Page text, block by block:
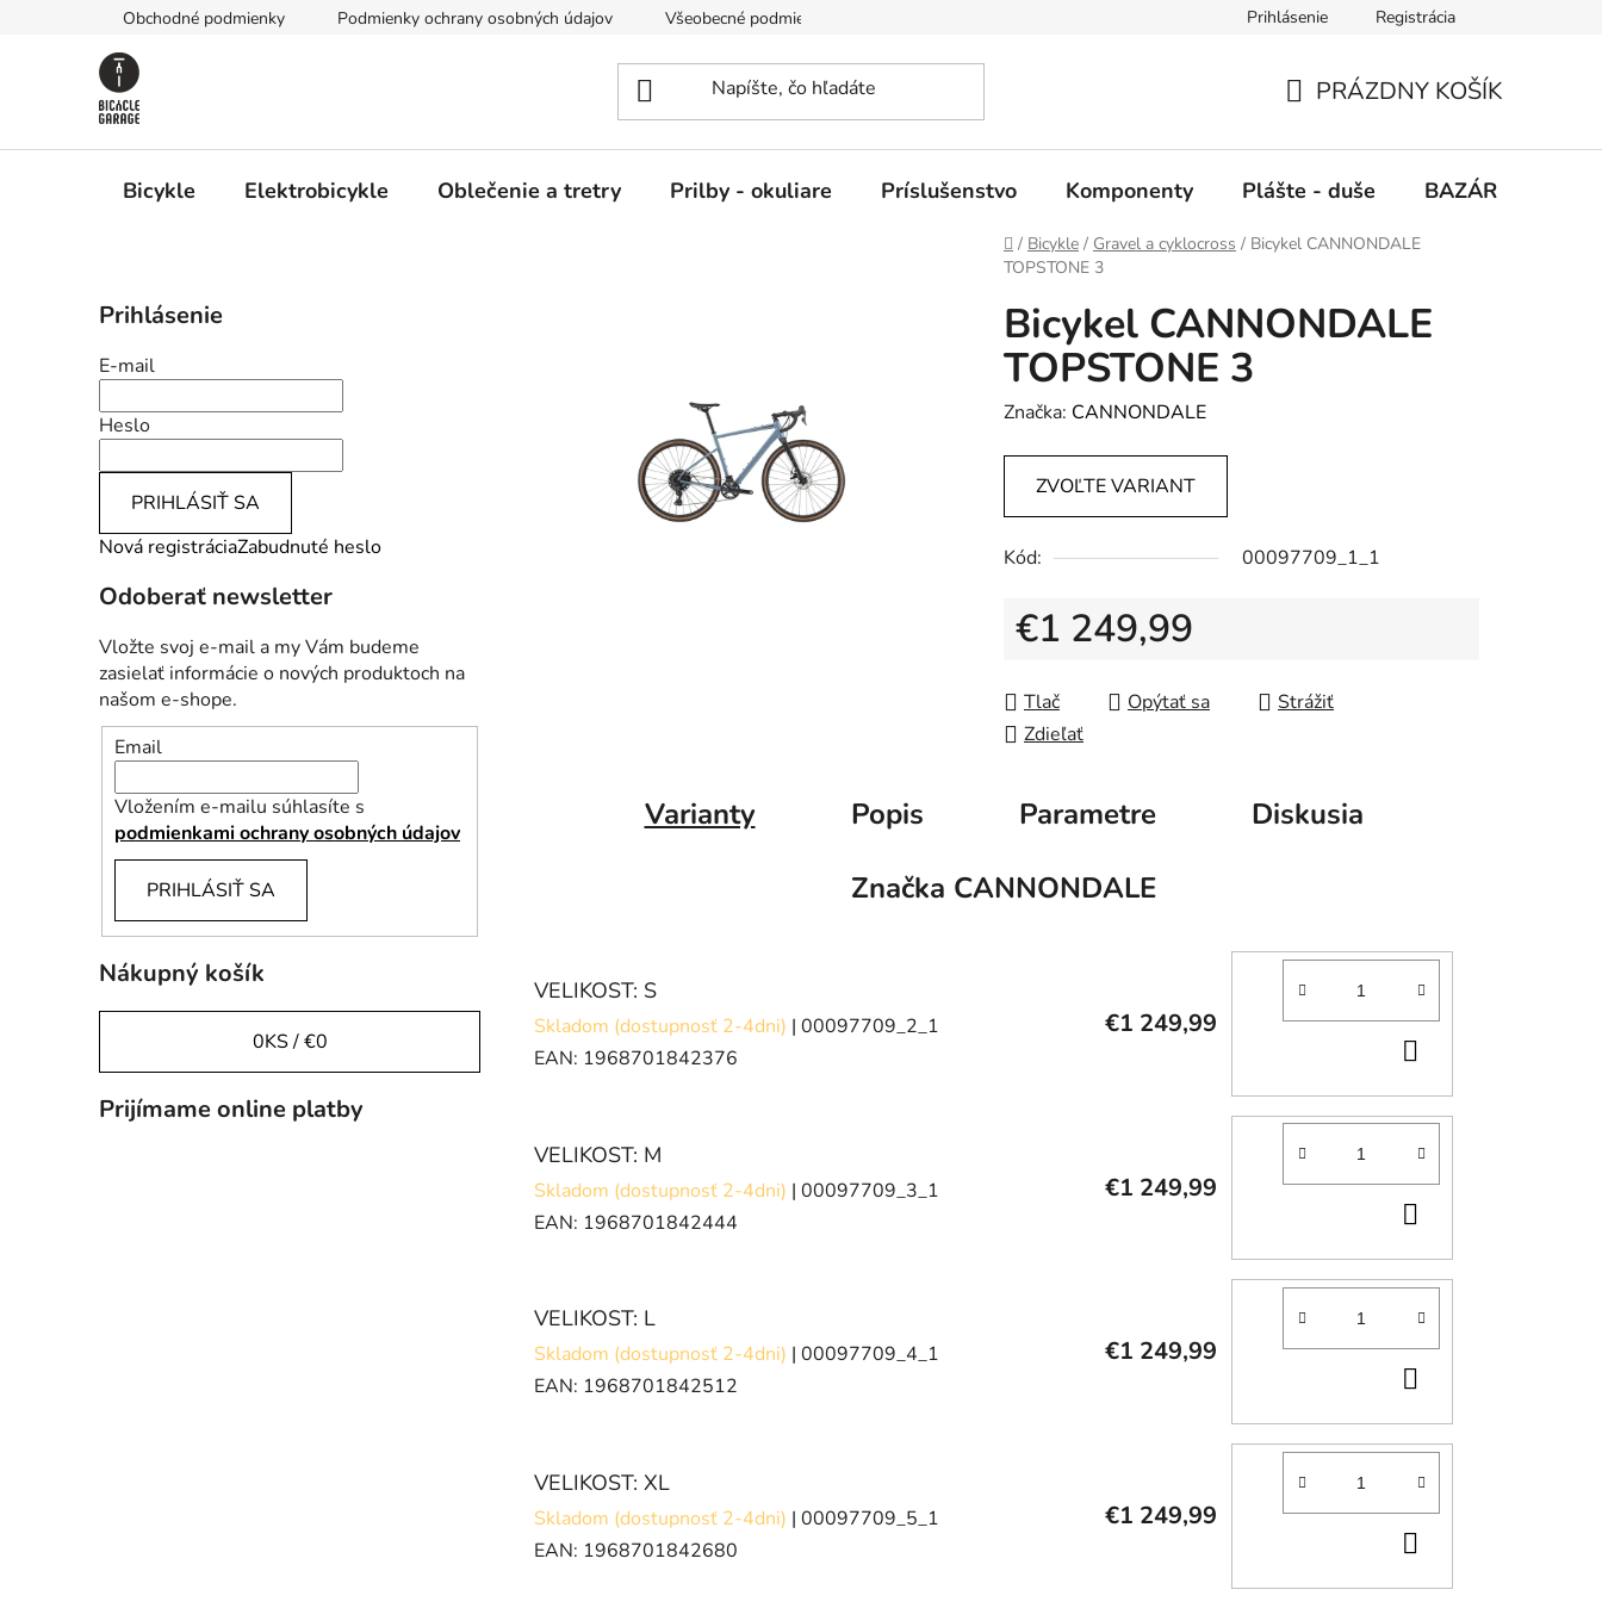
Obchodné podmienky Podmienky ochrany osobných údajov Všeobecné podmienky nájmu Prihlásenie Registrácia
KOŠÍK
PRÁZDNY KOŠÍK
Bicykle Elektrobicykle Oblečenie a tretry Prilby - okuliare Príslušenstvo Komponenty Plášte - duše BAZÁR
Domov
/ Bicykle / Gravel a cyklocross / Bicykel CANNONDALE
TOPSTONE 3
o
č
n
ý
p
a
e
Prihlásenie
E-mail
Heslo
PRIHLÁSIŤ SA
Nová registráciaZabudnuté heslo
Odoberať newsletter
Vložte svoj e-mail a my Vám budeme
zasielať informácie o nových produktoch na
našom e-shope.
Email
Vložením e-mailu súhlasíte s
podmienkami ochrany osobných údajov
PRIHLÁSIŤ SA
Nákupný košík
0KS /€0
Prijímame online platby
Bicykel CANNONDALE
TOPSTONE 3
Značka: CANNONDALE
ZVOĽTE VARIANT
Kód: 00097709_1_1
€1 249,99
Tlač
Opýtať sa
Strážiť
Zdieľať
Varianty Popis Parametre
Diskusia
Značka CANNONDALE
VELIKOST: S
Skladom (dostupnosť 2-4dni) | 00097709_2_1
EAN: 1968701842376
€1 249,99
KOŠÍKA
VELIKOST: M
Skladom (dostupnosť 2-4dni) | 00097709_3_1
EAN: 1968701842444
€1 249,99
KOŠÍKA
VELIKOST: L
Skladom (dostupnosť 2-4dni) | 00097709_4_1
EAN: 1968701842512
€1 249,99
KOŠÍKA
VELIKOST: XL
Skladom (dostupnosť 2-4dni) | 00097709_5_1
EAN: 1968701842680
€1 249,99
KOŠÍKA